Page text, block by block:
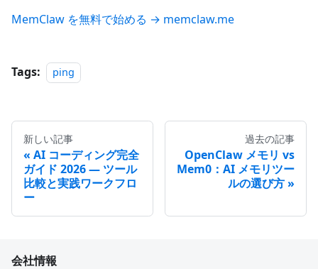
MemClaw を無料で始める → memclaw.me
Tags: ping
新しい記事
AI コーディング完全
ガイド 2026 — ツール
比較と実践ワークフロ
ー
過去の記事
OpenClaw メモリ vs
Mem0：AI メモリツー
ルの選び方
会社情報